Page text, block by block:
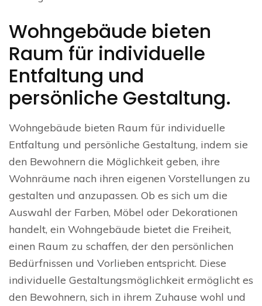
Wohngebäude bieten
Raum für individuelle
Entfaltung und
persönliche Gestaltung.
Wohngebäude bieten Raum für individuelle
Entfaltung und persönliche Gestaltung, indem sie
den Bewohnern die Möglichkeit geben, ihre
Wohnräume nach ihren eigenen Vorstellungen zu
gestalten und anzupassen. Ob es sich um die
Auswahl der Farben, Möbel oder Dekorationen
handelt, ein Wohngebäude bietet die Freiheit,
einen Raum zu schaffen, der den persönlichen
Bedürfnissen und Vorlieben entspricht. Diese
individuelle Gestaltungsmöglichkeit ermöglicht es
den Bewohnern, sich in ihrem Zuhause wohl und